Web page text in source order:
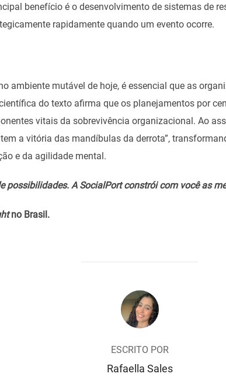
benefício é o desenvolvimento de sistemas de
rapidamente quando um evento ocorre.
ambiente mutável de hoje, é essencial que as
do texto afirma que os planejamentos por
vitais da sobrevivência organizacional. Ao
a vitória das mandíbulas da derrota”,
e da agilidade mental.
possibilidades. A SocialPort constrói com você as
no Brasil.
AUTOR DO POST
ESCRITO POR
Rafaella Sales